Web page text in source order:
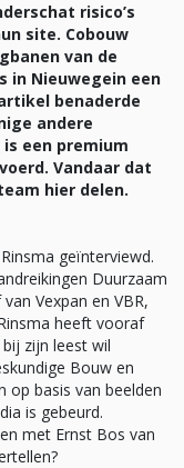
risico’s
site. Cobouw
van de
in Nieuwegein een
benaderde
andere
een premium
Vandaar dat
hier delen.
geïnterviewd.
Duurzaam
Vexpan en VBR,
heeft vooraf
zijn leest wil
Bouw en
op basis van beelden
is gebeurd.
met Ernst Bos van